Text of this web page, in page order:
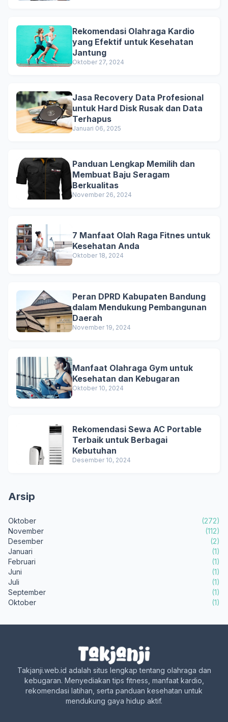
Rekomendasi Olahraga Kardio
yang Efektif untuk Kesehatan
Jantung
Oktober 27, 2024
Jasa Recovery Data Profesional
untuk Hard Disk Rusak dan Data
Terhapus
Januari 06, 2025
Panduan Lengkap Memilih dan
Membuat Baju Seragam
Berkualitas
November 26, 2024
7 Manfaat Olah Raga Fitnes untuk
Kesehatan Anda
Oktober 18, 2024
Peran DPRD Kabupaten Bandung
dalam Mendukung Pembangunan
Daerah
November 19, 2024
Manfaat Olahraga Gym untuk
Kesehatan dan Kebugaran
Oktober 10, 2024
Rekomendasi Sewa AC Portable
Terbaik untuk Berbagai
Kebutuhan
Desember 10, 2024
Arsip
Oktober
(272)
November
(112)
Desember
(2)
Januari
(1)
Februari
(1)
Juni
(1)
Juli
(1)
September
(1)
Oktober
(1)
Takjanji.web.id adalah situs lengkap tentang olahraga dan
kebugaran. Menyediakan tips fitness, manfaat kardio,
rekomendasi latihan, serta panduan kesehatan untuk
mendukung gaya hidup aktif.